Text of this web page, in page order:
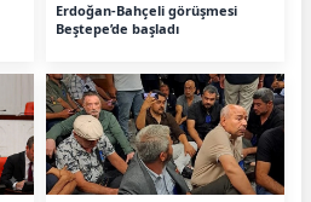
Erdoğan-Bahçeli görüşmesi
Beştepe’de başladı